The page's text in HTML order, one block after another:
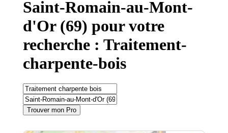
Saint-Romain-au-Mont-
d'Or (69) pour votre
recherche : Traitement-
charpente-bois
Trouver mon Pro